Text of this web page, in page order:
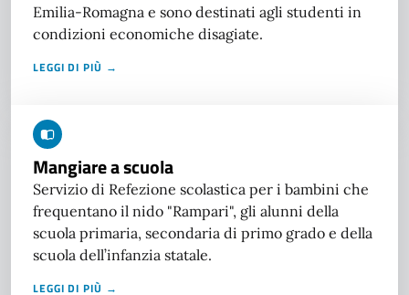
Emilia-Romagna e sono destinati agli studenti in
condizioni economiche disagiate.
LEGGI DI PIÙ →
Mangiare a scuola
Servizio di Refezione scolastica per i bambini che
frequentano il nido "Rampari", gli alunni della
scuola primaria, secondaria di primo grado e della
scuola dell’infanzia statale.
LEGGI DI PIÙ →